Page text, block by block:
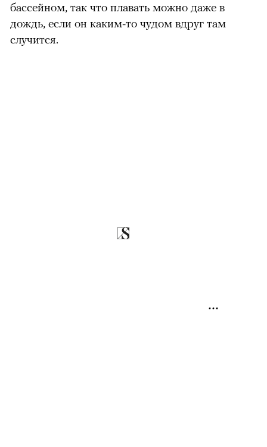
бассейном, так что плавать можно даже в
дождь, если он каким-то чудом вдруг там
случится.